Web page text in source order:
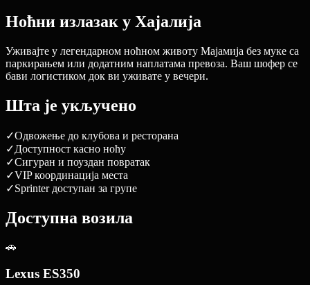
Ноћни излазак у Хајалија
Уживајте у легендарном ноћном животу Мајамија без муке са
паркирањем или додатним наплатама превоза. Ваш шофер се
бави логистиком док ви уживате у вечери.
Шта је укључено
✓Одвожење до клубова и ресторана
✓Доступност касно ноћу
✓Сигуран и поуздан повратак
✓VIP координација места
✓Sprinter доступан за групе
Доступна возила
🚗
Lexus ES350